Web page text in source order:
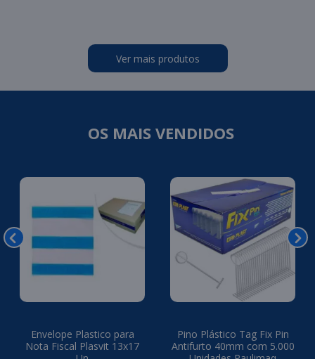
Ver mais produtos
OS MAIS VENDIDOS
Envelope Plastico para
Nota Fiscal Plasvit 13x17
Pino Plástico Tag Fix Pin
Antifurto 40mm com 5.000